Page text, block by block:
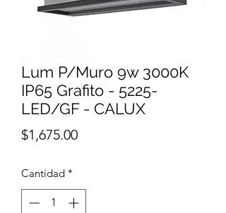
Lum P/Muro 9w 3000K
IP65 Grafito - 5225-
LED/GF - CALUX
$1,675.00Precio
Cantidad *